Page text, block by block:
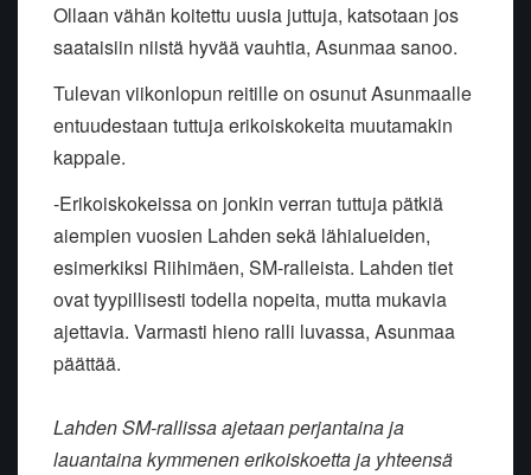
Ollaan vähän koitettu uusia juttuja, katsotaan jos
saataisiin niistä hyvää vauhtia, Asunmaa sanoo.
Tulevan viikonlopun reitille on osunut Asunmaalle
entuudestaan tuttuja erikoiskokeita muutamakin
kappale.
-Erikoiskokeissa on jonkin verran tuttuja pätkiä
aiempien vuosien Lahden sekä lähialueiden,
esimerkiksi Riihimäen, SM-ralleista. Lahden tiet
ovat tyypillisesti todella nopeita, mutta mukavia
ajettavia. Varmasti hieno ralli luvassa, Asunmaa
päättää.
Lahden SM-rallissa ajetaan perjantaina ja
lauantaina kymmenen erikoiskoetta ja yhteensä